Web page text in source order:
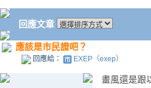
回應文章
應該是市民證吧？
回應給： EXEP（exep）
畫風還是跟